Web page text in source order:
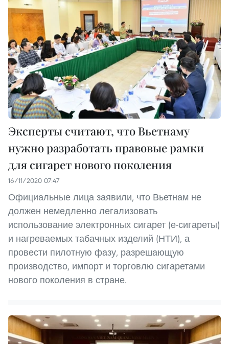
Эксперты считают, что Вьетнаму
нужно разработать правовые рамки
для сигарет нового поколения
16/11/2020 07:47
Официальные лица заявили, что Вьетнам не
должен немедленно легализовать
использование электронных сигарет (е-сигареты)
и нагреваемых табачных изделий (НТИ), а
провести пилотную фазу, разрешающую
производство, импорт и торговлю сигаретами
нового поколения в стране.